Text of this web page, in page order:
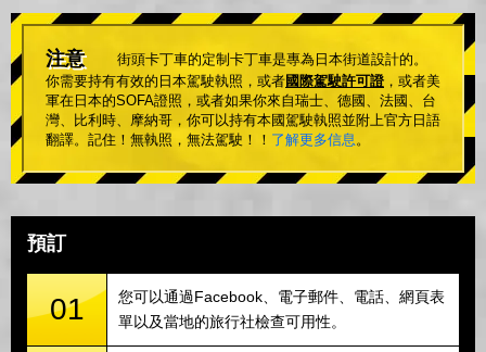
注意
街頭卡丁車的定制卡丁車是專為日本街道設計的。
你需要持有有效的日本駕駛執照，或者國際駕駛許可證 ，或者美
軍在日本的SOFA證照，或者如果你來自瑞士、德國、法國、台
灣、比利時、摩納哥，你可以持有本國駕駛執照並附上官方日語
翻譯。記住！無執照，無法駕駛！！ 了解更多信息。
預訂
01
您可以通過Facebook、電子郵件、電話、網頁表
單以及當地的旅行社檢查可用性。